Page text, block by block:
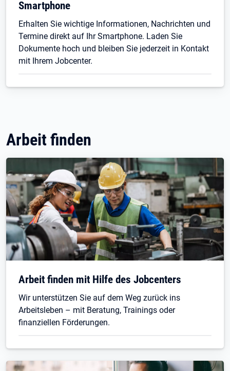
Smartphone
Erhalten Sie wichtige Informationen, Nachrichten und
Termine direkt auf Ihr Smartphone. Laden Sie
Dokumente hoch und bleiben Sie jederzeit in Kontakt
mit Ihrem Jobcenter.
Arbeit finden
Arbeit finden mit Hilfe des Jobcenters
Wir unterstützen Sie auf dem Weg zurück ins
Arbeitsleben – mit Beratung, Trainings oder
finanziellen Förderungen.